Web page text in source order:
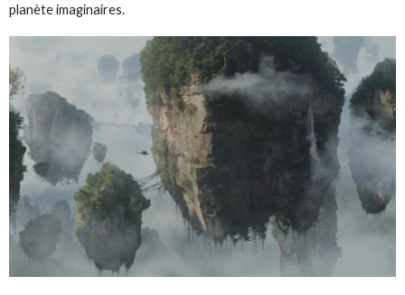
planète imaginaires.